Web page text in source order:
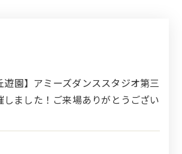
遊園】アミーズダンススタジオ第三
しました！ご来場ありがとうござい